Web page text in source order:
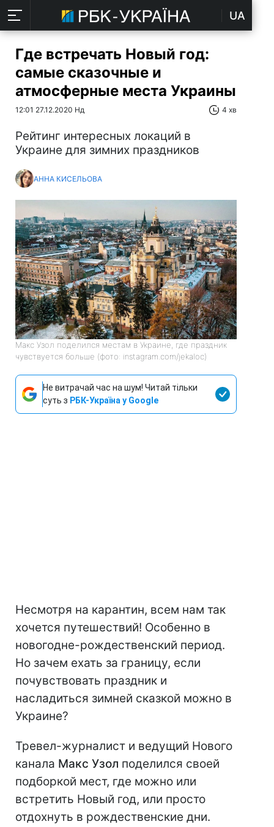
UA
Где встречать Новый год:
самые сказочные и
атмосферные места Украины
12:01 27.12.2020 Нд 4 хв
Рейтинг интересных локаций в
Украине для зимних праздников
АННА КИСЕЛЬОВА
Макс Узол поделился местам в Украине, где праздник
чувствуется больше (фото: instagram.com/jekaloc)
Не витрачай час на шум! Читай тільки
суть з РБК-Україна у Google
Несмотря на карантин, всем нам так
хочется путешествий! Особенно в
новогодне-рождественский период.
Но зачем ехать за границу, если
почувствовать праздник и
насладиться зимней сказкой можно в
Украине?
Тревел-журналист и ведущий Нового
канала Макс Узол поделился своей
подборкой мест, где можно или
встретить Новый год, или просто
отдохнуть в рождественские дни.